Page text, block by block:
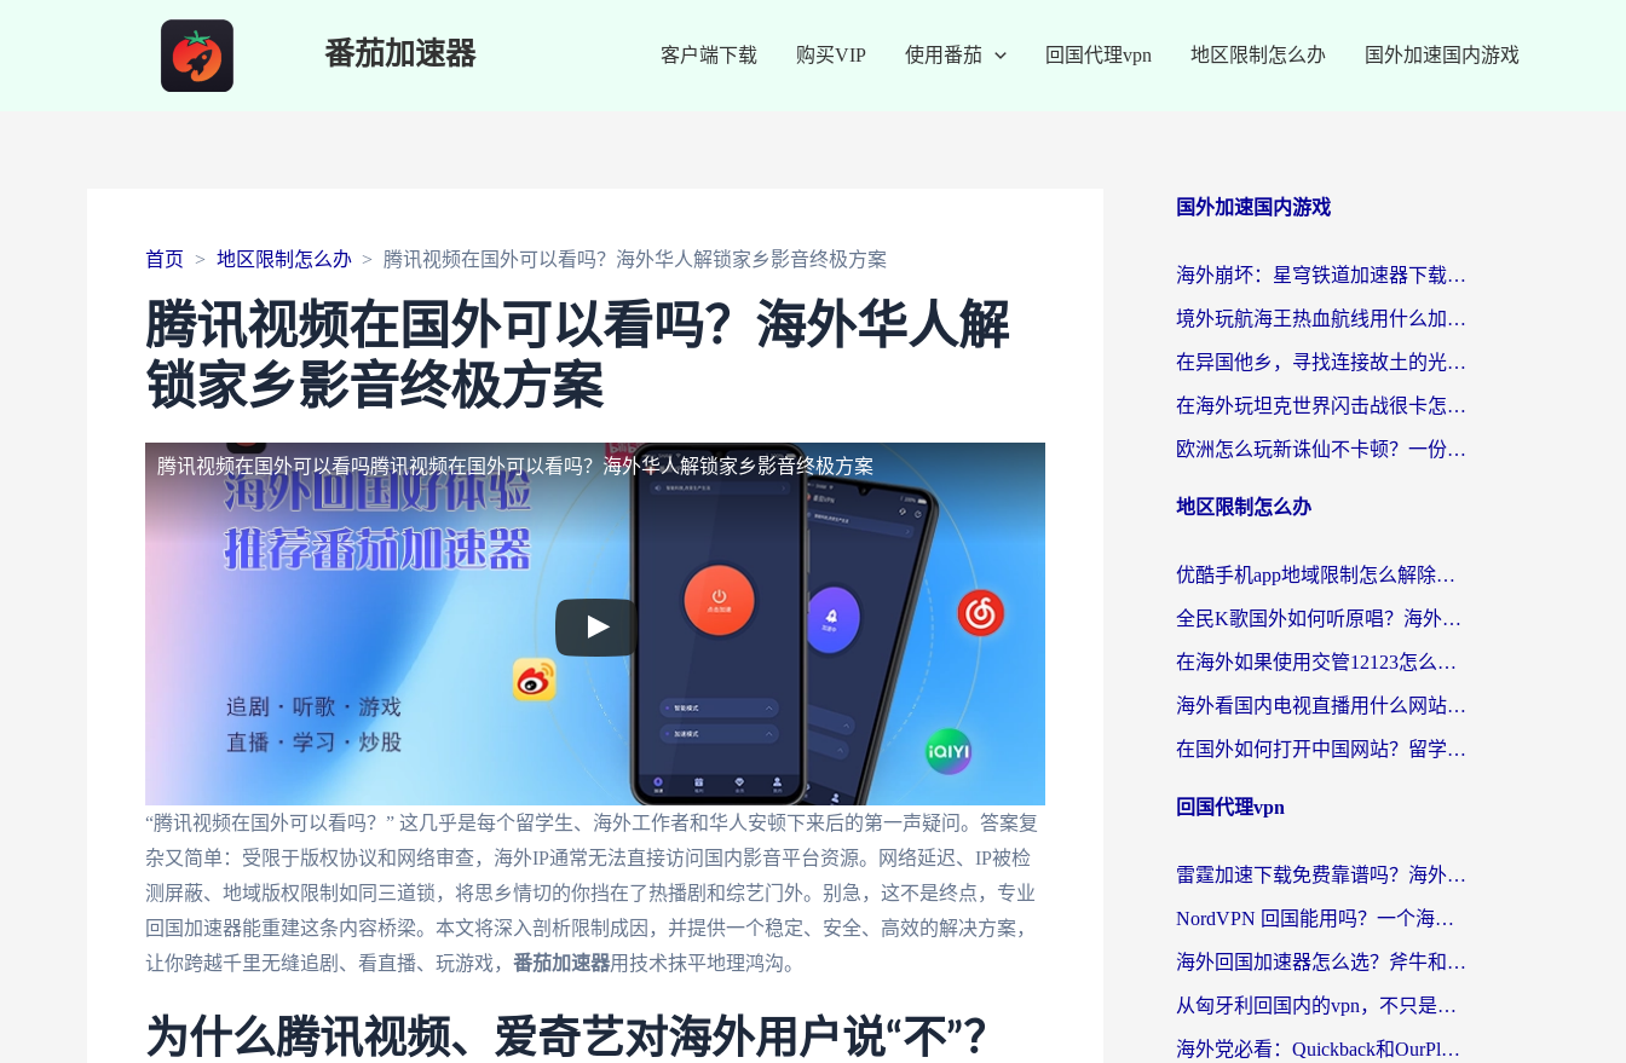
番茄加速器 客户端下载 购买VIP 使用番茄 回国代理vpn 地区限制怎么办 国外加速国内游戏
首页 地区限制怎么办 腾讯视频在国外可以看吗？海外华人解锁家乡影音终极方案
腾讯视频在国外可以看吗？海外华人解
锁家乡影音终极方案
腾讯视频在国外可以看吗腾讯视频在国外可以看吗？海外华人解锁家乡影音终极方案
“腾讯视频在国外可以看吗？” 这几乎是每个留学生、海外工作者和华人安顿下来后的第一声疑问。答案复
杂又简单：受限于版权协议和网络审查，海外IP通常无法直接访问国内影音平台资源。网络延迟、IP被检
测屏蔽、地域版权限制如同三道锁，将思乡情切的你挡在了热播剧和综艺门外。别急，这不是终点，专业
回国加速器能重建这条内容桥梁。本文将深入剖析限制成因，并提供一个稳定、安全、高效的解决方案，
让你跨越千里无缝追剧、看直播、玩游戏， 番茄加速器用技术抹平地理鸿沟。
为什么腾讯视频、爱奇艺对海外用户说“不”？
国外加速国内游戏
海外崩坏：星穹铁道加速器下载安装：一份给游子的终极网络指南
境外玩航海王热血航线用什么加速器？2026海外玩家实测最优方案（附欧洲问道堡垒前线加速技巧）
在异国他乡，寻找连接故土的光明大陆免费加速器
在海外玩坦克世界闪击战很卡怎么办？老玩家亲测有效的加速器选择指南
欧洲怎么玩新诛仙不卡顿？一份给海外游子的国服游戏畅玩指南
地区限制怎么办
优酷手机app地域限制怎么解除？海外党亲测有效的追剧方案
全民K歌国外如何听原唱？海外党亲测有效的回国加速器选择指南
在海外如果使用交管12123怎么处理？留学生亲测有效的回国加速方案
海外看国内电视直播用什么网站比较好？一篇解决你所有追剧难题的实用指南
在国外如何打开中国网站？留学生与海外华人的无缝访问指南
回国代理vpn
雷霆加速下载免费靠谱吗？海外党选回国加速器的避坑指南（附热门工具对比）
NordVPN 回国能用吗？一个海外用户必须面对的真实困境
海外回国加速器怎么选？斧牛和海龟哪个好？一篇帮你避开坑的实用指南
从匈牙利回国内的vpn，不只是为了刷剧那么简单
海外党必看：Quickback和OurPlay好用吗？3分钟选对回国加速器，无缝刷剧玩游戏